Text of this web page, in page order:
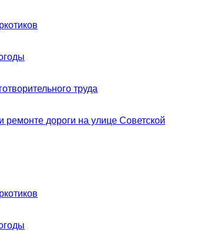
труда
дороги на улице Советской